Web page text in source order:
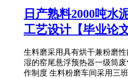
日产熟料2000吨水
工艺设计【毕业论
生料磨采用具有烘干兼粉磨
湿的窑尾悬浮预热器一级筒
作制度 生料粉磨车间采用三